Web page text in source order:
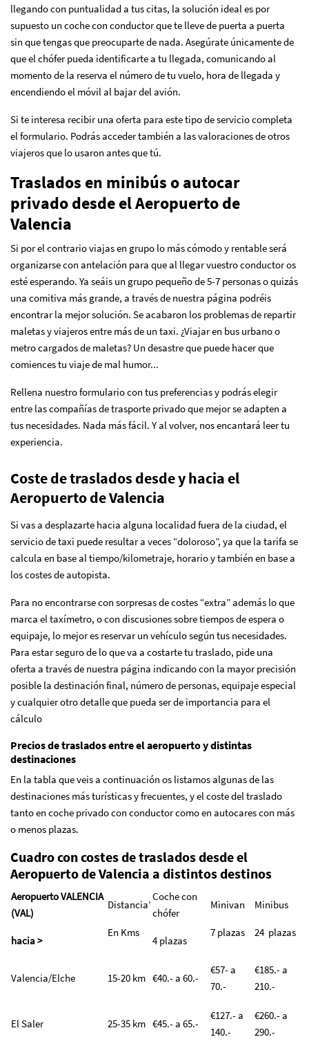
llegando con puntualidad a tus citas, la solución ideal es por
supuesto un coche con conductor que te lleve de puerta a puerta
sin que tengas que preocuparte de nada. Asegúrate únicamente de
que el chófer pueda identificarte a tu llegada, comunicando al
momento de la reserva el número de tu vuelo, hora de llegada y
encendiendo el móvil al bajar del avión.
Si te interesa recibir una oferta para este tipo de serviciocompleta
el formulario. Podrás acceder también a las valoraciones de otros
viajeros que lo usaron antes que tú.
Traslados en minibús o autocar
privado desde el Aeropuerto de
Valencia
Si por el contrario viajas en grupo lo más cómodo y rentable será
organizarse con antelación para que al llegar vuestro conductor os
esté esperando. Ya seáis un grupo pequeño de 5-7 personas o quizás
una comitiva más grande, a través de nuestra página podréis
encontrar la mejor solución. Se acabaron los problemas de repartir
maletas y viajeros entre más de un taxi. ¿Viajar en bus urbano o
metro cargados de maletas? Un desastre que puede hacer que
comiences tu viaje de mal humor...
Rellena nuestro formulariocon tus preferencias y podrás elegir
entre las compañías de trasporte privado que mejor se adapten a
tus necesidades. Nada más fácil. Y al volver, nos encantará leer tu
experiencia.
Coste de traslados desde y hacia el
Aeropuerto de Valencia
Si vas a desplazarte hacia alguna localidad fuera de la ciudad, el
servicio de taxi puede resultar a veces “doloroso”, ya que la tarifa se
calcula en base al tiempo/kilometraje, horario y también en base a
los costes de autopista.
Para no encontrarse con sorpresas de costes “extra” además lo que
marca el taxímetro, o con discusiones sobre tiempos de espera o
equipaje, lo mejor es reservar un vehículo según tus necesidades.
Para estar seguro de lo que va a costarte tu traslado, pide una
oferta a través de nuestra página indicando con la mayor precisión
posible la destinación final, número de personas, equipaje especial
y cualquier otro detalle que pueda ser de importancia para el
cálculo
Precios de traslados entre el aeropuerto y distintas
destinaciones
En la tabla que veis a continuación os listamos algunas de las
destinaciones más turísticas y frecuentes, y el coste del traslado
tanto en coche privado con conductor como en autocares con más
o menos plazas.
Cuadro con costes de traslados desde el
Aeropuerto de Valencia a distintos destinos
Aeropuerto VALENCIA
(VAL)
hacia >
Distancia’
En Kms
Coche con
chófer
4 plazas
Minivan
7 plazas
Minibus
24 plazas
Valencia/Elche 15-20 km €40.- a 60.-
€57- a
70.-
€185.- a
210.-
El Saler 25-35 km €45.- a 65.-
€127.- a
140.-
€260.- a
290.-